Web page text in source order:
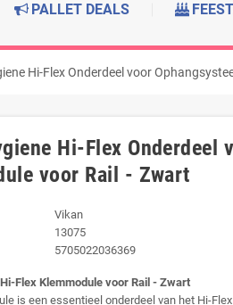
PALLET DEALS
Hi-Flex Onderdeel voor
Hi-Flex Onderdeel
voor Rail - Zwart
Vikan
13075
5705022036369
Flex Klemmodule voor Rail - Zwart
is een essentieel onderdeel van het Hi-